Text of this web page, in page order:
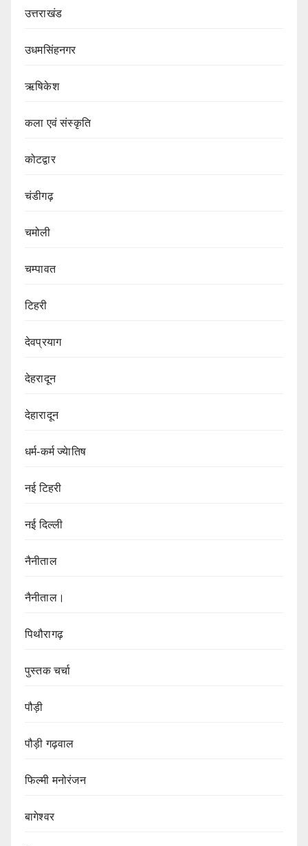
उत्तराखंड
उधमसिंहनगर
ऋषिकेश
कला एवं संस्कृति
कोटद्वार
चंडीगढ़
चमोली
चम्पावत
टिहरी
देवप्रयाग
देहरादून
देहारादून
धर्म-कर्म ज्येातिष
नई टिहरी
नई दिल्ली
नैनीताल
नैनीताल।
पिथौरागढ़
पुस्तक चर्चा
पौड़ी
पौड़ी गढ़वाल
फिल्मी मनोरंजन
बागेश्वर